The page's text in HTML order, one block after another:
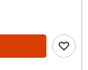
●家デパ 松屋
・知立市・浜松市
アの物件ならおまか
マンション、土地
たします！・中古物